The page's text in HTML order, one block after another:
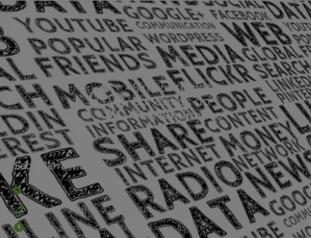
Sede Barra Mansa
Rua Rio Branco, nº107 (2º andar), Centro - Cep: 27.330-030
(24) 3323-2848 ou (24) 3323-2500
De segunda à sexta-feira , das 9h às 17h.